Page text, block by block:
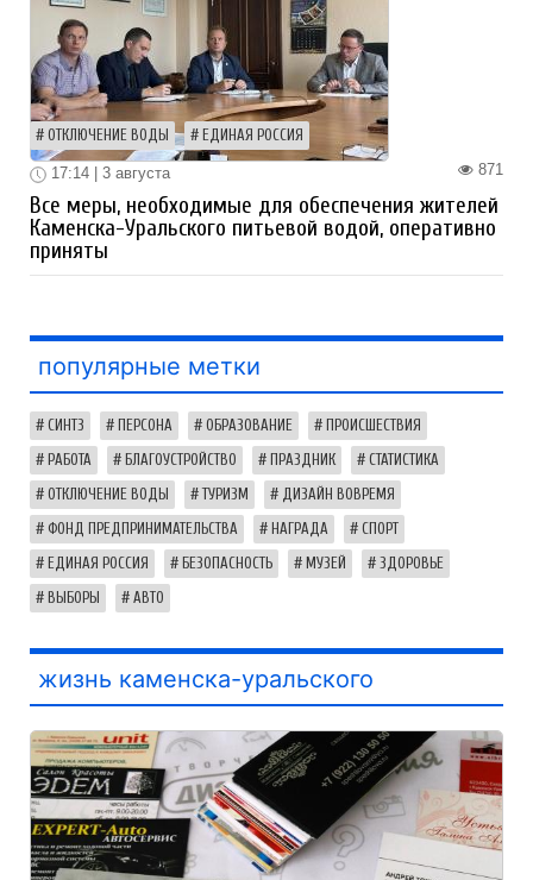
ОТКЛЮЧЕНИЕ ВОДЫ ЕДИНАЯ РОССИЯ
871
17:14 | 3 августа
Все меры, необходимые для обеспечения жителей
Каменска-Уральского питьевой водой, оперативно
приняты
популярные метки
СИНТЗ ПЕРСОНА ОБРАЗОВАНИЕ ПРОИСШЕСТВИЯ
РАБОТА БЛАГОУСТРОЙСТВО ПРАЗДНИК СТАТИСТИКА
ОТКЛЮЧЕНИЕ ВОДЫ ТУРИЗМ ДИЗАЙН ВОВРЕМЯ
ФОНД ПРЕДПРИНИМАТЕЛЬСТВА НАГРАДА СПОРТ
ЕДИНАЯ РОССИЯ БЕЗОПАСНОСТЬ МУЗЕЙ ЗДОРОВЬЕ
ВЫБОРЫ АВТО
жизнь каменска-уральского